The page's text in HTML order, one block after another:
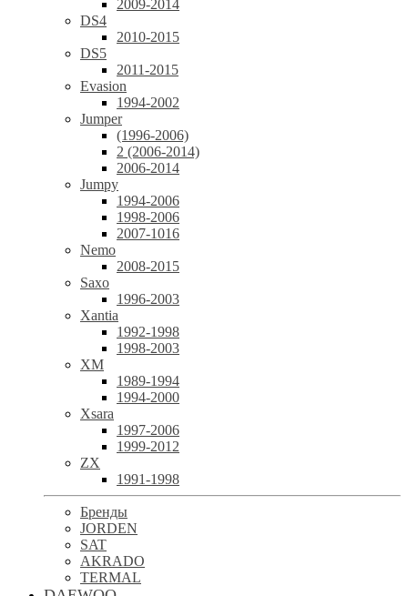
2009-2014
DS4
2010-2015
DS5
2011-2015
Evasion
1994-2002
Jumper
(1996-2006)
2 (2006-2014)
2006-2014
Jumpy
1994-2006
1998-2006
2007-1016
Nemo
2008-2015
Saxo
1996-2003
Xantia
1992-1998
1998-2003
XM
1989-1994
1994-2000
Xsara
1997-2006
1999-2012
ZX
1991-1998
Бренды
JORDEN
SAT
AKRADO
TERMAL